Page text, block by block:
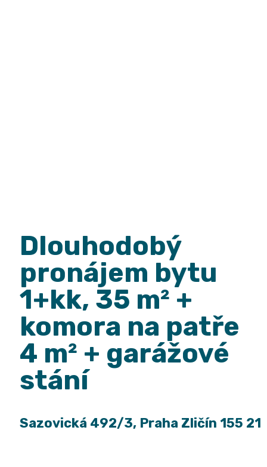
Dlouhodobý
pronájem bytu
1+kk, 35 m² +
komora na patře
4 m² + garážové
stání
Sazovická 492/3, Praha Zličín 155 21